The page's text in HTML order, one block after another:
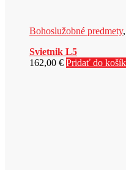
Bohoslužobné predmety,
Svietnik L5
162,00 € Pridať do